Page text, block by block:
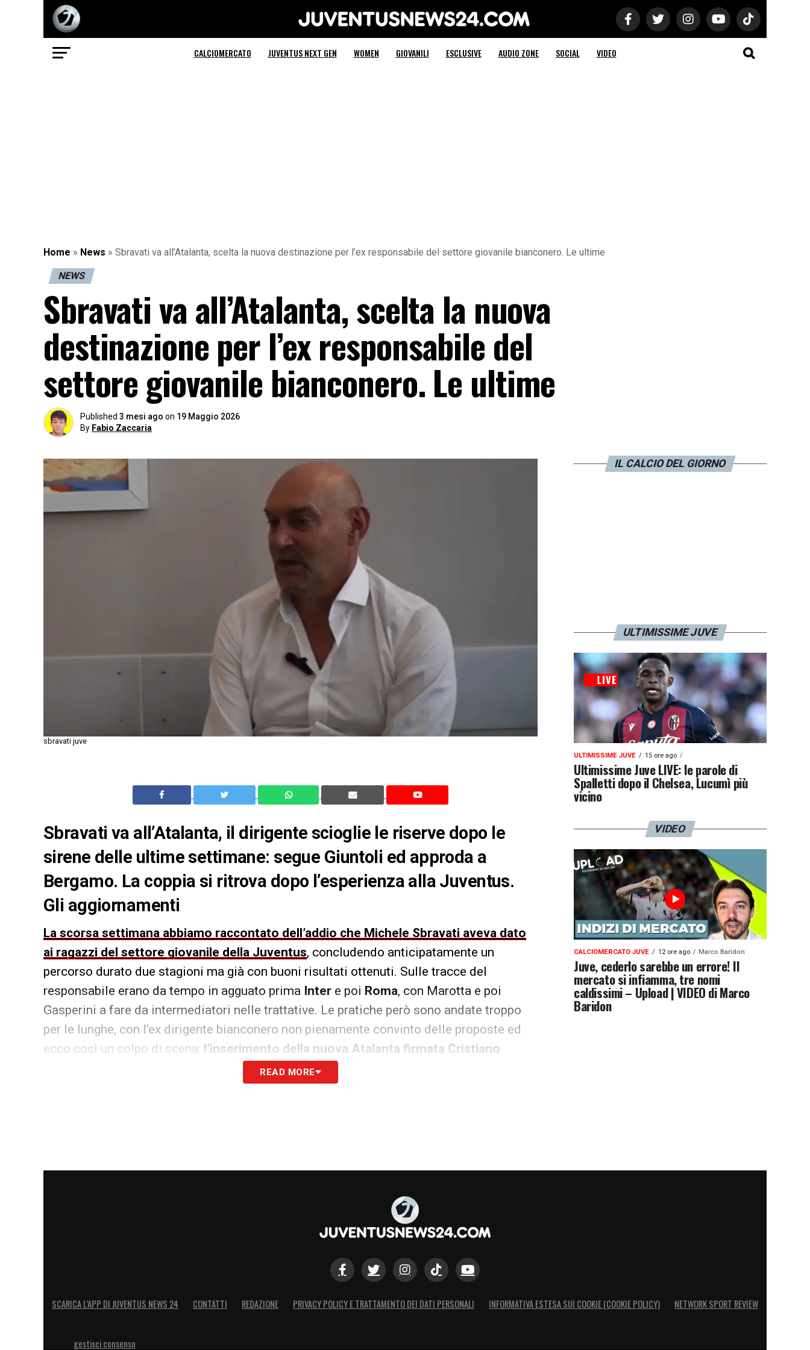
Juventus News 24
CALCIOMERCATO JUVENTUS NEXT GEN WOMEN GIOVANILI ESCLUSIVE AUDIO ZONE SOCIAL VIDEO
Home » News » Sbravati va all’Atalanta, scelta la nuova destinazione per l’ex responsabile del settore giovanile bianconero. Le ultime
NEWS
Sbravati va all’Atalanta, scelta la nuova
destinazione per l’ex responsabile del
settore giovanile bianconero. Le ultime
Published 3 mesi ago on 19 Maggio 2026
By Fabio Zaccaria
sbravati juve
Sbravati va all’Atalanta, il dirigente scioglie le riserve dopo le
sirene delle ultime settimane: segue Giuntoli ed approda a
Bergamo. La coppia si ritrova dopo l’esperienza alla Juventus.
Gli aggiornamenti
La scorsa settimana abbiamo raccontato dell’addio che Michele Sbravati aveva dato
ai ragazzi del settore giovanile della Juventus, concludendo anticipatamente un
percorso durato due stagioni ma già con buoni risultati ottenuti. Sulle tracce del
responsabile erano da tempo in agguato prima Inter e poi Roma, con Marotta e poi
Gasperini a fare da intermediatori nelle trattative. Le pratiche però sono andate troppo
per le lunghe, con l’ex dirigente bianconero non pienamente convinto delle proposte ed
ecco così un colpo di scena: l’inserimento della nuova Atalanta firmata Cristiano
convinta di puntare su Massimiliano Scaglia, una figura interna ma molto esperta e
READ MORE
IL CALCIO DEL GIORNO
ULTIMISSIME JUVE
ULTIMISSIME JUVE 15 ore ago
Ultimissime Juve LIVE: le parole di
Spalletti dopo il Chelsea, Lucumì più
vicino
VIDEO
CALCIOMERCATO JUVE 12 ore ago Marco Baridon
Juve, cederlo sarebbe un errore! Il
mercato si infiamma, tre nomi
caldissimi – Upload | VIDEO di Marco
Baridon
SCARICA L’APP DI JUVENTUS NEWS 24 CONTATTI REDAZIONE PRIVACY POLICY E TRATTAMENTO DEI DATI PERSONALI INFORMATIVA ESTESA SUI COOKIE (COOKIE POLICY) NETWORK SPORT REVIEW
gestisci consenso